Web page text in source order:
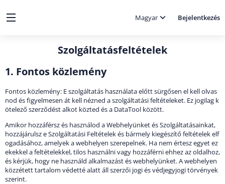
Magyar Bejelentkezés
Szolgáltatásfeltételek
1. Fontos közlemény
Fontos közlemény: E szolgáltatás használata előtt sürgősen el kell olvas
nod és figyelmesen át kell nézned a szolgáltatási feltételeket. Ez jogilag k
ötelező szerződést alkot közted és a DataTool között.
Amikor hozzáférsz és használod a Webhelyünket és Szolgáltatásainkat,
hozzájárulsz e Szolgáltatási Feltételek és bármely kiegészítő feltételek elf
ogadásához, amelyek a webhelyen szerepelnek. Ha nem értesz egyet ez
ekekkel a feltételekkel, tilos használni vagy hozzáférni ehhez az oldalhoz,
és kérjük, hogy ne használd alkalmazást és webhelyünket. A webhelyen
közzétett tartalom védetté alatt áll szerzői jogi és védjegyjogi törvények
szerint.